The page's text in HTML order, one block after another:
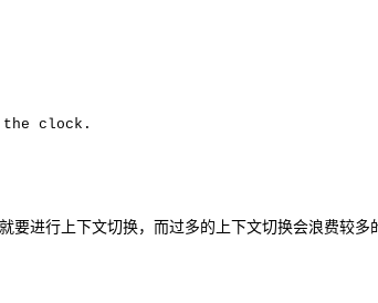
clock.
要进行上下文切换，而过多的上下文切换会浪费较多